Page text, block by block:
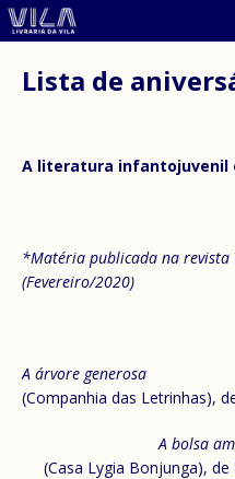
Lista de
A literatura infantojuvenil
*Matéria publicada na
(Fevereiro/2020)
A árvore generosa
(Companhia das Letrinhas),
A bolsa
(Casa Lygia Bonjunga), de